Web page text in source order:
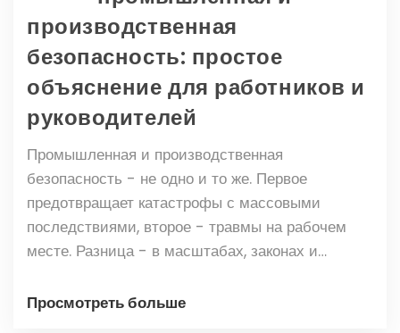
производственная
безопасность: простое
объяснение для работников и
руководителей
Промышленная и производственная
безопасность - не одно и то же. Первое
предотвращает катастрофы с массовыми
последствиями, второе - травмы на рабочем
месте. Разница - в масштабах, законах и
Просмотреть больше